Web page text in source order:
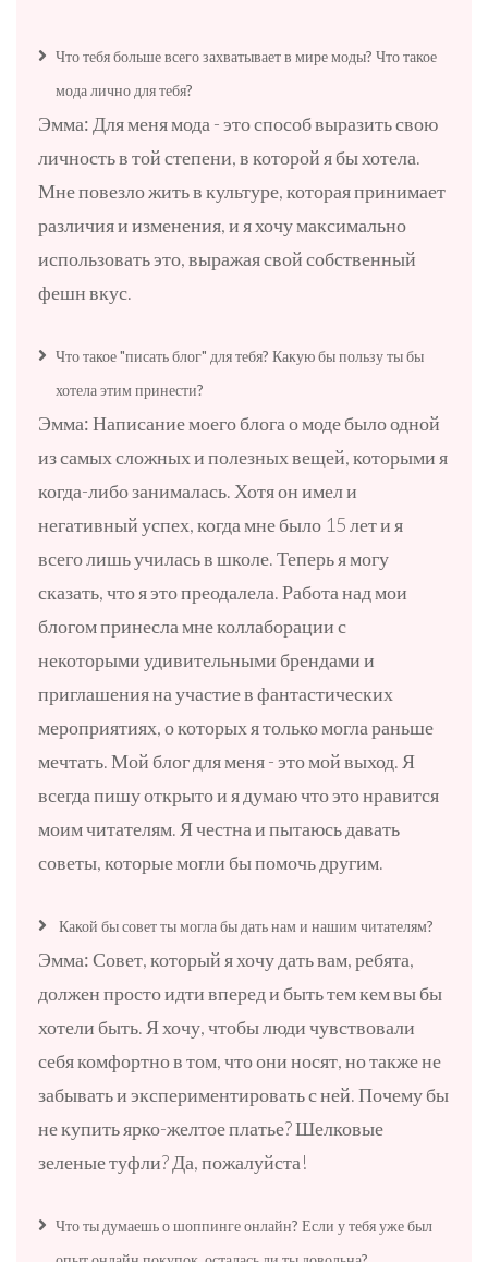
Что тебя больше всего захватывает в мире моды? Что такое
мода лично для тебя?
Эмма: Для меня мода - это способ выразить свою
личность в той степени, в которой я бы хотела.
Мне повезло жить в культуре, которая принимает
различия и изменения, и я хочу максимально
использовать это, выражая свой собственный
фешн вкус.
Что такое "писать блог" для тебя? Какую бы пользу ты бы
хотела этим принести?
Эмма:Написание моего блога о моде было одной
из самых сложных и полезных вещей, которыми я
когда-либо занималась. Хотя он имел и
негативный успех, когда мне было 15 лет и я
всего лишь училась в школе. Теперь я могу
сказать, что я это преодалела. Работа над мои
блогом принесла мне коллаборации с
некоторыми удивительными брендами и
приглашения на участие в фантастических
мероприятиях, о которых я только могла раньше
мечтать. Мой блог для меня - это мой выход. Я
всегда пишу открыто и я думаю что это нравится
моим читателям. Я честна и пытаюсь давать
советы, которые могли бы помочь другим.
Какой бы совет ты могла бы дать нам и нашим читателям?
Эмма:Совет, который я хочу дать вам, ребята,
должен просто идти вперед и быть тем кем вы бы
хотели быть. Я хочу, чтобы люди чувствовали
себя комфортно в том, что они носят, но также не
забывать и экспериментировать с ней. Почему бы
не купить ярко-желтое платье? Шелковые
зеленые туфли? Да, пожалуйста!
Что ты думаешь о шоппинге онлайн? Если у тебя уже был